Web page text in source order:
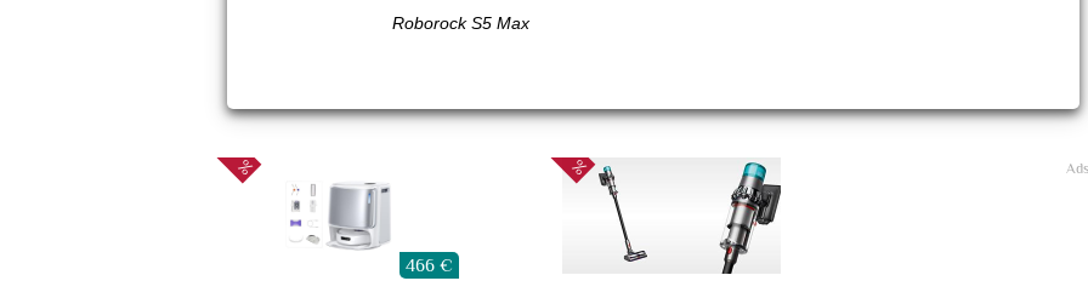
Roborock S5 Max
466 €